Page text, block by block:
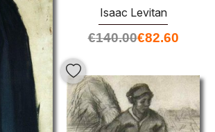
Isaac Levitan
€140.00€82.60